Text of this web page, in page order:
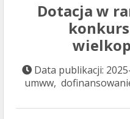
Dotacja w
Data publikacji:
umww,